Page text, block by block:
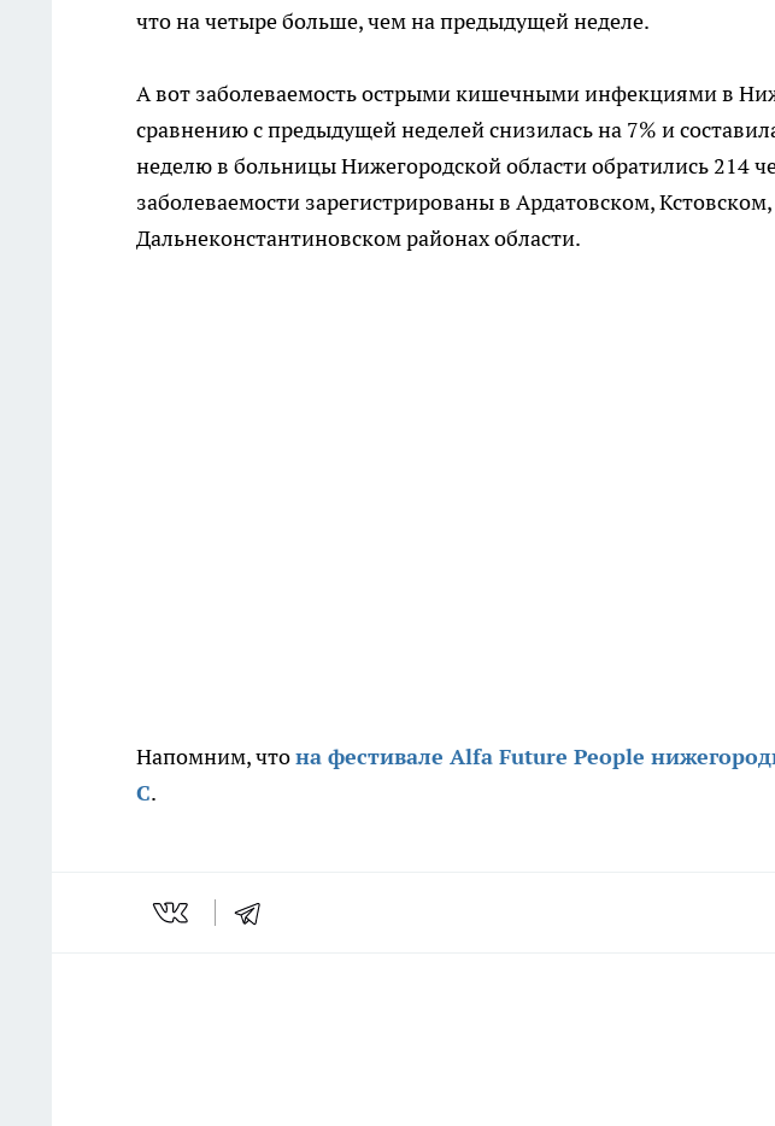
что на четыре больше, чем на предыдущей неделе.
А вот заболеваемость острыми кишечными инфекциями в
сравнению с предыдущей неделей снизилась на 7% и
неделю в больницы Нижегородской области обратились 214
заболеваемости зарегистрированы в Ардатовском,
Дальнеконстантиновском районах области.
Напомним, чтона фестивале Alfa Future People
С.